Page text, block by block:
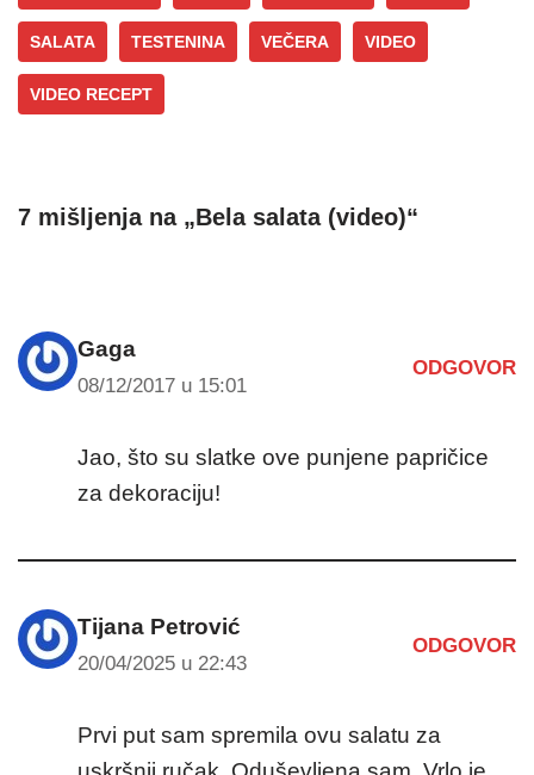
SALATA TESTENINA VEČERA VIDEO
VIDEO RECEPT
7 mišljenja na „Bela salata (video)“
Gaga
08/12/2017 u 15:01
ODGOVOR
Jao, što su slatke ove punjene papričice
za dekoraciju!
Tijana Petrović
20/04/2025 u 22:43
ODGOVOR
Prvi put sam spremila ovu salatu za